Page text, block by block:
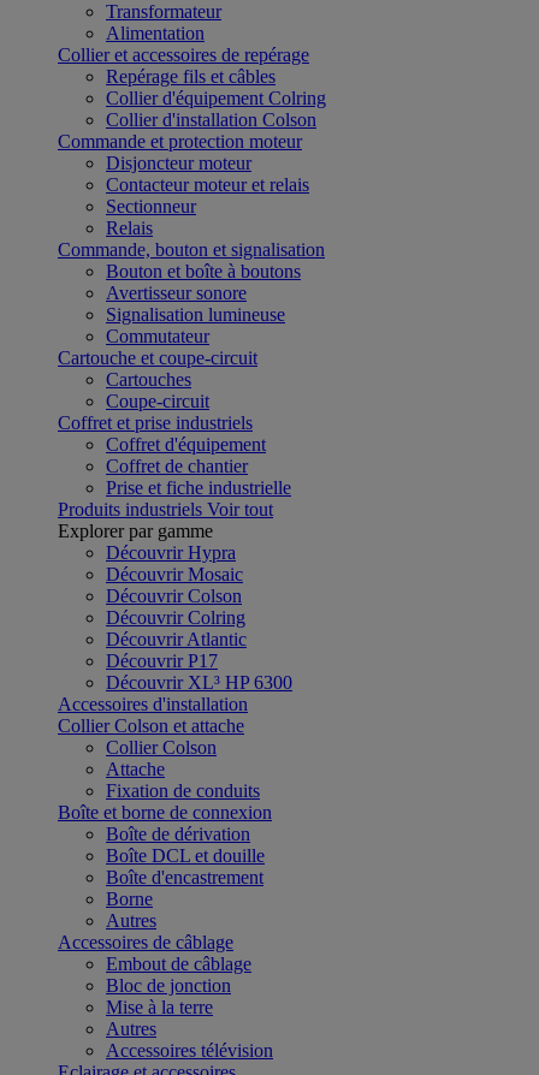
Transformateur
Alimentation
Collier et accessoires de repérage
Repérage fils et câbles
Collier d'équipement Colring
Collier d'installation Colson
Commande et protection moteur
Disjoncteur moteur
Contacteur moteur et relais
Sectionneur
Relais
Commande, bouton et signalisation
Bouton et boîte à boutons
Avertisseur sonore
Signalisation lumineuse
Commutateur
Cartouche et coupe-circuit
Cartouches
Coupe-circuit
Coffret et prise industriels
Coffret d'équipement
Coffret de chantier
Prise et fiche industrielle
Produits industriels Voir tout
Explorer par gamme
Découvrir Hypra
Découvrir Mosaic
Découvrir Colson
Découvrir Colring
Découvrir Atlantic
Découvrir P17
Découvrir XL³ HP 6300
Accessoires d'installation
Collier Colson et attache
Collier Colson
Attache
Fixation de conduits
Boîte et borne de connexion
Boîte de dérivation
Boîte DCL et douille
Boîte d'encastrement
Borne
Autres
Accessoires de câblage
Embout de câblage
Bloc de jonction
Mise à la terre
Autres
Accessoires télévision